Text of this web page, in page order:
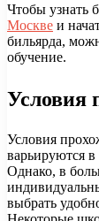
Чтобы узнать
Москве и
бильярда,
обучение.
Условия
Условия
варьируются в
Однако, в
выбрать